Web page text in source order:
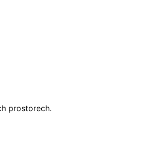
prostorech.